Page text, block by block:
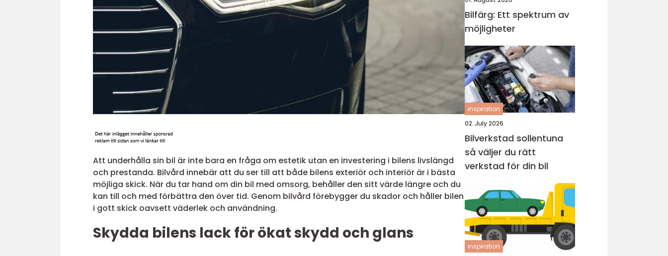
Att underhålla sin bil är inte bara en fråga om estetik utan en investering i bilens livslängd
och prestanda. Bilvård innebär att du ser till att både bilens exteriör och interiör är i bästa
möjliga skick. När du tar hand om din bil med omsorg, behåller den sitt värde längre och du
kan till och med förbättra den över tid. Genom bilvård förebygger du skador och håller bilen
i gott skick oavsett väderlek och användning.
Skydda bilens lack för ökat skydd och glans
Bilfärg: Ett spektrum av
möjligheter
inspiration
02. July 2026
Bilverkstad sollentuna
så väljer du rätt
verkstad för din bil
inspiration